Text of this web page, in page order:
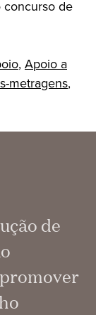
concurso de
, Apoio a
metragens,
de